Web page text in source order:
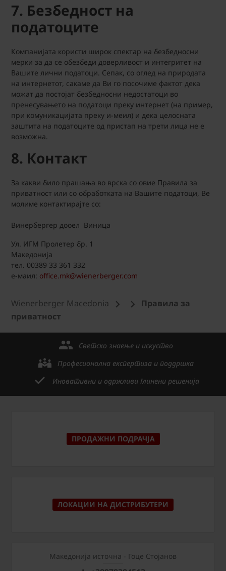
7. Безбедност на
податоците
Компанијата користи широк спектар на безбедносни
мерки за да се обезбеди доверливост и интегритет на
Вашите лични податоци. Сепак, со оглед на природата
на интернетот, сакаме да Ви го посочиме фактот дека
можат да постојат безбедносни недостатоци во
пренесувањето на податоци преку интернет (на пример,
при комуникацијата преку и-меил) и дека целосната
заштита на податоците од пристап на трети лица не е
возможна.
8. Контакт
За какви било прашања во врска со овие Правила за
приватност или со обработката на Вашите податоци, Ве
молиме контактирајте со:
Винербергер дооел Виница
Ул. ИГМ Пролетер бр. 1
Македонија
тел. 00389 33 361 332
е-маил: office.mk@wienerberger.com
Wienerberger Macedonia
Правила за
приватност
Светско знаење и искуство
Професионална експертиза и поддршка
Иновативни и одржливи глинени решенија
ПРОДАЖНИ ПОДРАЧЈА
ЛОКАЦИИ НА ДИСТРИБУТЕРИ
Македонија источна - Гоце Стојанов